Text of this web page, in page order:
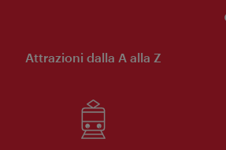
Attrazioni dalla A alla Z